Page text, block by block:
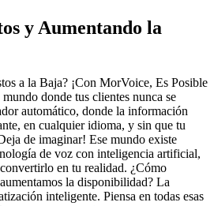
y Aumentando la
a la Baja? ¡Con MorVoice, Es Posible
donde tus clientes nunca se
automático, donde la información
en cualquier idioma, y sin que tu
de imaginar! Ese mundo existe
de voz con inteligencia artificial,
en tu realidad. ¿Cómo
la disponibilidad? La
inteligente. Piensa en todas esas